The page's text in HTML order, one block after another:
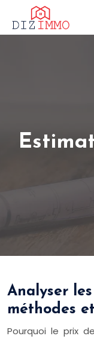
Analyser
méthodes
Pourquoi le prix